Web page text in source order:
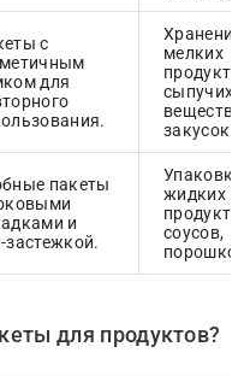
с
для
Хранение
мелких
сыпучих
веществ,
закусок.
пакеты
и
застежкой.
Упаковка
жидких
соусов,
для продуктов?